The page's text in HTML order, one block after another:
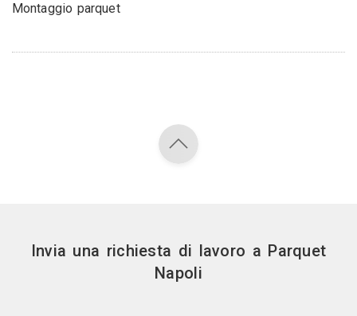
Montaggio parquet
Invia una richiesta di lavoro a Parquet
Napoli